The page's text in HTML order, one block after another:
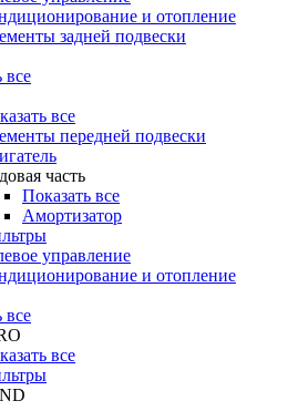
и отопление
задней подвески
все
все
передней подвески
часть
Показать все
Амортизатор
управление
и отопление
все
все